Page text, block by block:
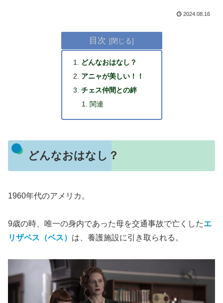
2024.08.16
目次
どんなおはなし？
アニャが美しい！！
チェス仲間との絆
関連
どんなおはなし？
1960年代のアメリカ。
9歳の時、唯一の身内であった母を交通事故で亡くしたエ
リザベス（ベス） は、養護施設に引き取られる。